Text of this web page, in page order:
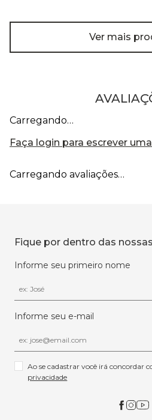
Ver mais
Carregando…
Faça login para escrever
Carregando avaliações…
Fique por dentro das
Informe seu primeiro nome
Informe seu e-mail
Ao se cadastrar você irá concordar
privacidade